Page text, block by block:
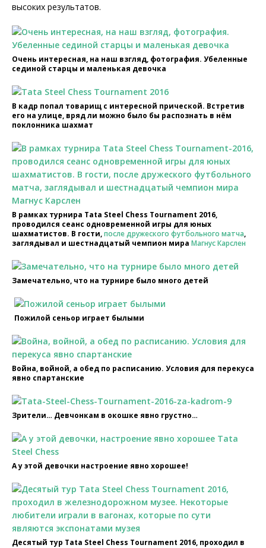
высоких результатов.
Очень интересная, на наш взгляд, фотография. Убеленные
сединой старцы и маленькая девочка
В кадр попал товарищ с интересной прической. Встретив
его на улице, вряд ли можно было бы распознать в нём
поклонника шахмат
В рамках турнира Tata Steel Chess Tournament 2016,
проводился сеанс одновременной игры для юных
шахматистов. В гости,после дружеского футбольного матча,
заглядывал и шестнадцатый чемпион мира Магнус Карслен
Замечательно, что на турнире было много детей
Пожилой сеньор играет былыми
Война, войной, а обед по расписанию. Условия для перекуса
явно спартанские
Зрители… Девчонкам в окошке явно грустно…
А у этой девочки настроение явно хорошее!
Десятый тур Tata Steel Chess Tournament 2016, проходил в